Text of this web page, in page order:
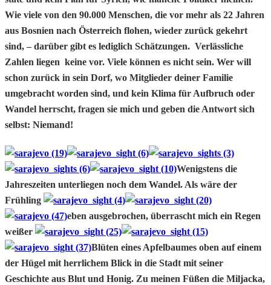
Wie viele von den 90.000 Menschen, die vor mehr als 22 Jahren
aus Bosnien nach Österreich flohen, wieder zurück gekehrt
sind, – darüber gibt es lediglich Schätzungen. Verlässliche
Zahlen liegen keine vor. Viele können es nicht sein. Wer will
schon zurück in sein Dorf, wo Mitglieder deiner Familie
umgebracht worden sind, und kein Klima für Aufbruch oder
Wandel herrscht, fragen sie mich und geben die Antwort sich
selbst: Niemand!
Wenigstens die
Jahreszeiten unterliegen noch dem Wandel. Als wäre der
Frühling
eben ausgebrochen, überrascht mich ein Regen
weißer
Blüten eines Apfelbaumes oben auf einem
der Hügel mit herrlichem Blick in die Stadt mit seiner
Geschichte aus Blut und Honig. Zu meinen Füßen die Miljacka,